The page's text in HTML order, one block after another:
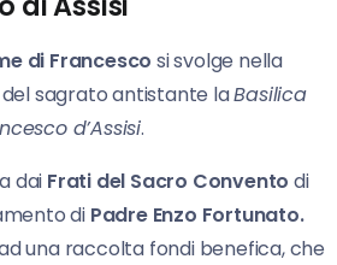
di Francesco si svolge nella
sagrato antistante laBasilica
d’Assisi.
dai Frati del Sacro Convento di
di Padre Enzo Fortunato.
una raccolta fondi benefica, che